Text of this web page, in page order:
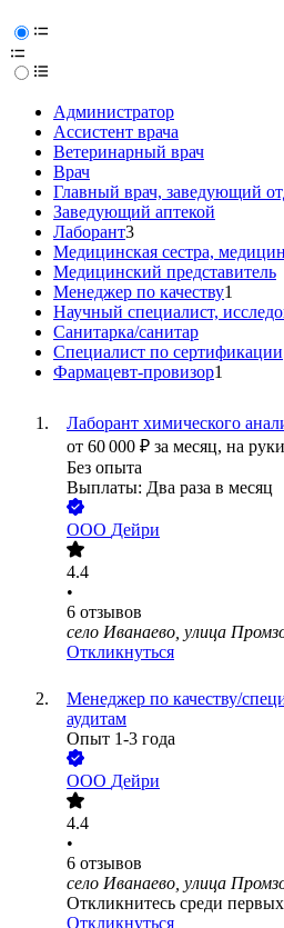
Администратор
Ассистент врача
Ветеринарный врач
Врач
Главный врач, заведующий
Заведующий аптекой
Лаборант3
Медицинская сестра,
Медицинский представитель
Менеджер по качеству1
Научный специалист,
Санитарка/санитар
Специалист по сертификации
Фармацевт-провизор1
Лаборант химического
от 60 000 ₽ за месяц, на руки
Без опыта
Выплаты: Два раза в месяц
ООО Дейри
4.4
•
6 отзывов
село Иванаево, улица
Откликнуться
Менеджер по качеству/
аудитам
Опыт 1-3 года
ООО Дейри
4.4
•
6 отзывов
село Иванаево, улица
Откликнитесь среди первых
Откликнуться